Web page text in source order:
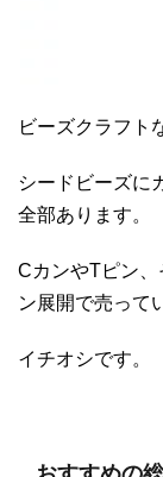
ビーズクラフト
シードビーズに
全部あります。
CカンやTピン、
ン展開で売って
イチオシです。